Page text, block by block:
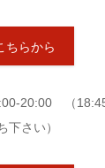
ちらから
20:00 （
下さい）